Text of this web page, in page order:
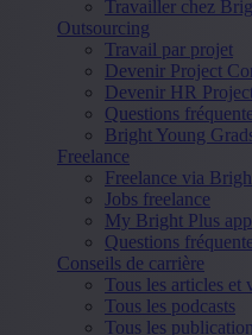
Travailler chez
Outsourcing
Travail par projet
Devenir Project
Devenir HR
Questions
Bright Young
Freelance
Freelance via
Jobs freelance
My Bright Plus app
Questions
Conseils de carrière
Tous les articles et
Tous les podcasts
Tous les